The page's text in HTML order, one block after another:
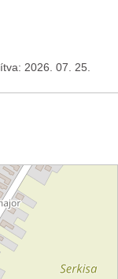
2026. 07. 25.